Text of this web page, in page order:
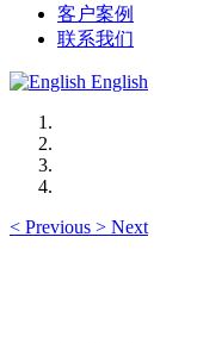
客户案例
联系我们
English
< Previous > Next